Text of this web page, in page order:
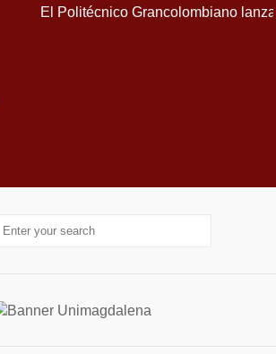
El Politécnico Grancolombiano lanza